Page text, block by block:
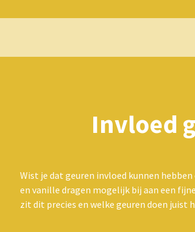
Invloed
Wist je dat geuren invloed kunnen
en vanille dragen mogelijk bij aan een
zit dit precies en welke geuren doen juist